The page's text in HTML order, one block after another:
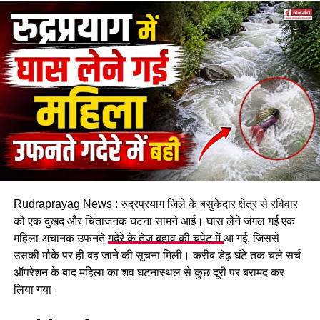
स्थानीय लोगों ने दिखाई बहादुरी
घटना के तुरंत बाद आसपास मौजूद लोगों ने बिना समय गंवाए राहत एवं बचाव
अभियान शुरू किया। काफी मशक्कत के बाद घायल श्रद्धालु को नदी से
सुरक्षित बाहर निकाला गया और प्राथमिक उपचार उपलब्ध कराया गया।
यात्रा मार्ग पर बढ़ा जोखिम
अस्थायी पुल बह जाने के बाद ट्रॉली ही नदी पार करने का एकमात्र साधन
बनी हुई है। बड़ी संख्या में श्रद्धालुओं के एकत्र होने से यात्रा मार्ग पर
अव्यवस्था और सुरक्षा संबंधी चुनौतियां भी बढ़ गई हैं। ऐसे में किसी भी समय
Rudraprayag News : रुद्रप्रयाग जिले के बसुकेदार क्षेत्र से रविवार
को एक दुखद और चिंताजनक घटना सामने आई। घास लेने जंगल गई एक
महिला अचानक उफनतेगदेरे के तेज बहाव की चपेट मेंआ गई, जिससे
उसकी मौके पर ही बह जाने की सूचना मिली। करीब डेढ़ घंटे तक चले सर्च
ऑपरेशन के बाद महिला का शव घटनास्थल से कुछ दूरी पर बरामद कर
लिया गया।